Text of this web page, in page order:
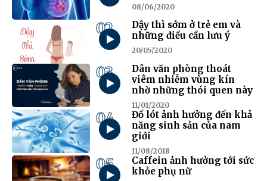
08/06/2020
02
Dậy thì sớm ở trẻ em và
những điều cần lưu ý
20/05/2020
03
Dân văn phòng thoát
viêm nhiễm vùng kín
nhờ những thói quen này
11/01/2020
04
Đồ lót ảnh hưởng đến khả
năng sinh sản của nam
giới
11/08/2018
05
Caffein ảnh hưởng tới sức
khỏe phụ nữ